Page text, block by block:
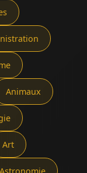
Animaux
Art